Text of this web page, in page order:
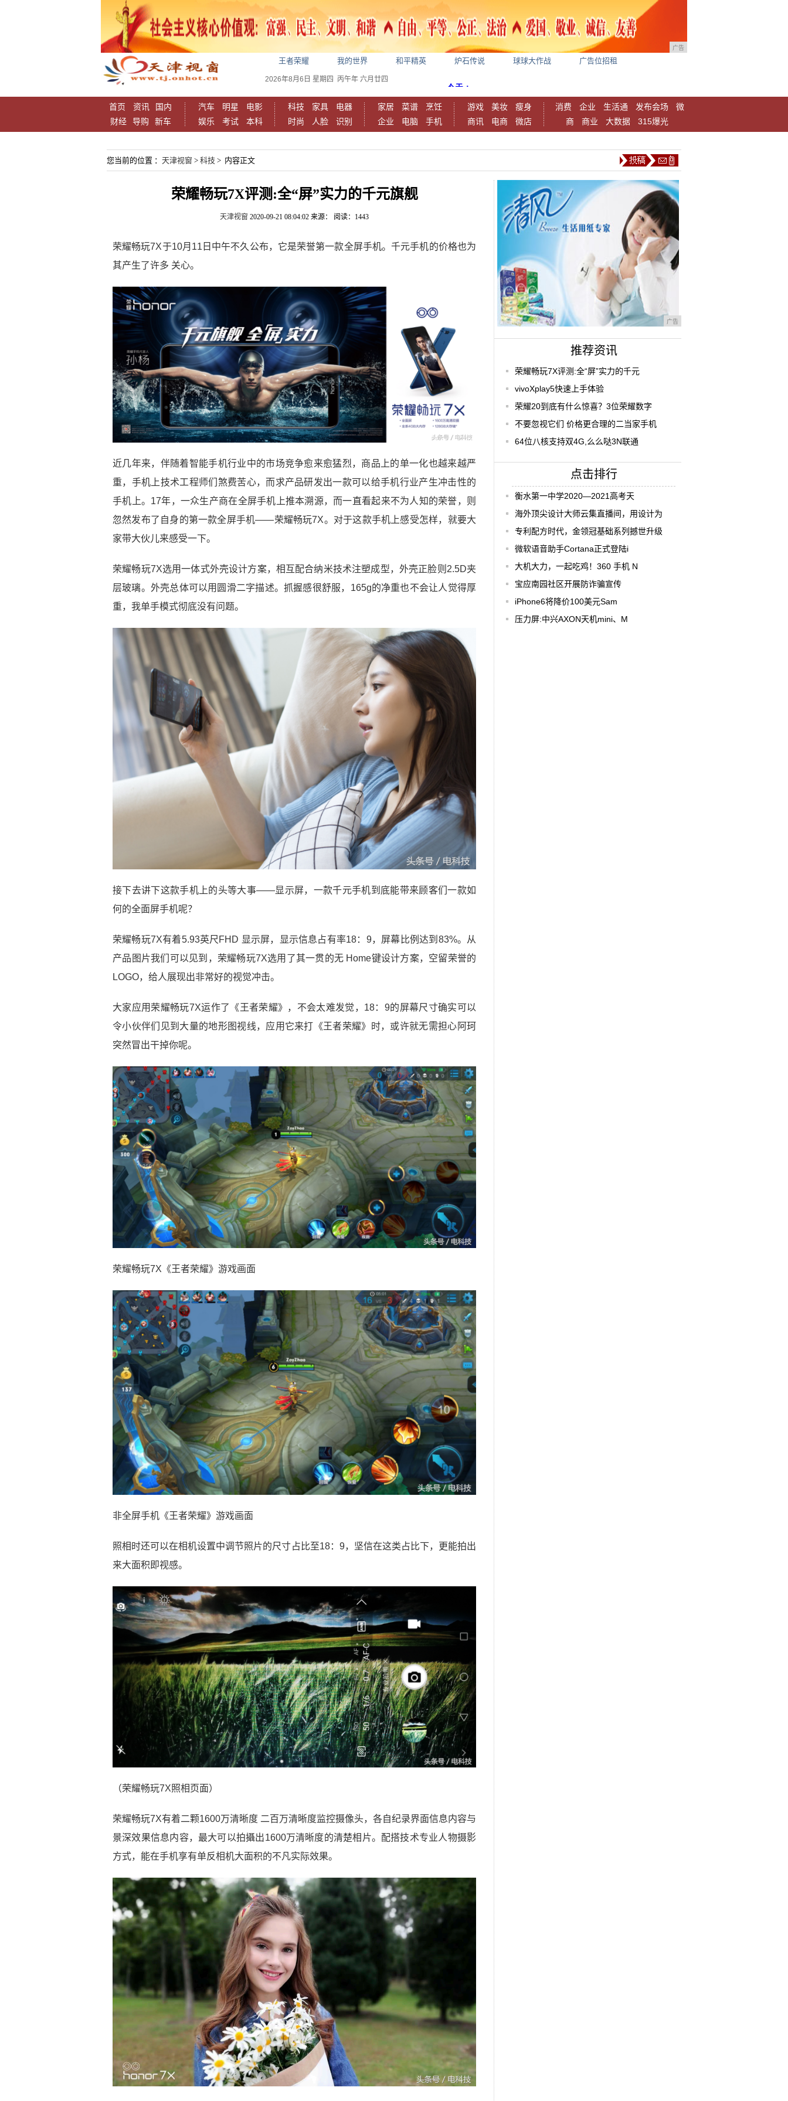
广告
王者荣耀 我的世界 和平精英 炉石传说 球球大作战 广告位招租
2026年8月6日 星期四 丙午年 六月廿四
首页 资讯
国内
财经
导购 新车
汽车 明星
电影
娱乐
考试 本科
科技 家具
电器
时尚
人脸 识别
家居 菜谱
烹饪
企业
电脑 手机
游戏 美妆
瘦身
商讯
电商 微店
消费 企业 生活通 发布会场
微
商
商业 大数据 315爆光
您当前的位置 ： 天津视窗 > 科技 > 内容正文
荣耀畅玩7X评测:全“屏”实力的千元旗舰
天津视窗 2020-09-21 08:04:02 来源： 阅读：1443
荣耀畅玩7X于10月11日中午不久公布，它是荣誉第一款全屏手机。千元手机的价格也为
其产生了许多 关心。
近几年来，伴随着智能手机行业中的市场竞争愈来愈猛烈，商品上的单一化也越来越严
重，手机上技术工程师们煞费苦心，而求产品研发出一款可以给手机行业产生冲击性的
手机上。17年，一众生产商在全屏手机上推本溯源，而一直看起来不为人知的荣誉，则
忽然发布了自身的第一款全屏手机——荣耀畅玩7X。对于这款手机上感受怎样，就要大
家带大伙儿来感受一下。
荣耀畅玩7X选用一体式外壳设计方案，相互配合纳米技术注塑成型，外壳正脸则2.5D夹
层玻璃。外壳总体可以用圆滑二字描述。抓握感很舒服，165g的净重也不会让人觉得厚
重，我单手模式彻底没有问题。
接下去讲下这款手机上的头等大事——显示屏，一款千元手机到底能带来顾客们一款如
何的全面屏手机呢？
荣耀畅玩7X有着5.93英尺FHD 显示屏，显示信息占有率18：9，屏幕比例达到83%。从
产品图片我们可以见到，荣耀畅玩7X选用了其一贯的无 Home键设计方案，空留荣誉的
LOGO，给人展现出非常好的视觉冲击。
大家应用荣耀畅玩7X运作了《王者荣耀》，不会太难发觉，18：9的屏幕尺寸确实可以
令小伙伴们见到大量的地形图视线，应用它来打《王者荣耀》时，或许就无需担心阿珂
突然冒出干掉你呢。
荣耀畅玩7X《王者荣耀》游戏画面
非全屏手机《王者荣耀》游戏画面
照相时还可以在相机设置中调节照片的尺寸占比至18：9，坚信在这类占比下，更能拍出
来大面积即视感。
（荣耀畅玩7X照相页面）
荣耀畅玩7X有着二颗1600万清晰度 二百万清晰度监控摄像头，各自纪录界面信息内容与
景深效果信息内容，最大可以拍攝出1600万清晰度的清楚相片。配搭技术专业人物摄影
方式，能在手机享有单反相机大面积的不凡实际效果。
广告
推荐资讯
荣耀畅玩7X评测:全“屏”实力的千元
vivoXplay5快速上手体验
荣耀20到底有什么惊喜？3位荣耀数字
不要忽视它们 价格更合理的二当家手机
64位八核支持双4G,么么哒3N联通
点击排行
衡水第一中学2020—2021高考天
海外顶尖设计大师云集直播间，用设计为
专利配方时代，金领冠基础系列撼世升级
微软语音助手Cortana正式登陆i
大机大力，一起吃鸡！360 手机 N
宝应南园社区开展防诈骗宣传
iPhone6将降价100美元Sam
压力屏:中兴AXON天机mini、M